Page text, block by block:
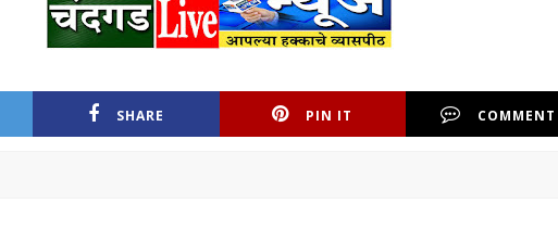
SHARE PIN IT COMMENT